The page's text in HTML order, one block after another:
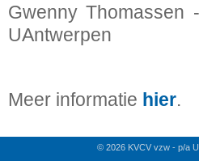
Gwenny Thomassen
UAntwerpen
Meer informatie hier.
© 2026 KVCV vzw - p/a